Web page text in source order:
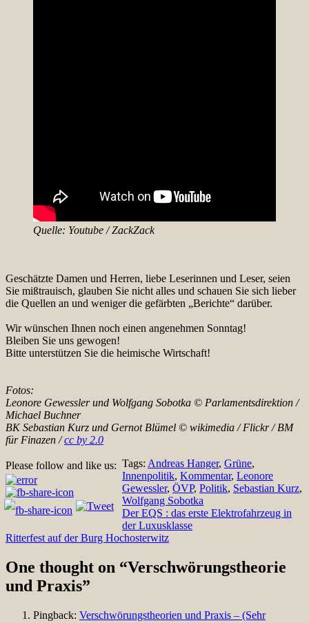
Quelle: Youtube / ZackZack
Geschätzte Damen und Herren, liebe Leserinnen und Leser, seien
Sie mißtrauisch, glauben Sie nicht alles und schauen Sie sich lieber
die Quellen an und weniger die gefärbten „Berichte“ darüber.
Wir wünschen Ihnen noch einen angenehmen Sonntag!
Bleiben Sie uns gewogen!
Bitte unterstützen Sie die heimische Wirtschaft!
Fotos:
Leonore Gewessler und Wolfgang Sobotka © Parlamentsdirektion /
Michael Buchner
BK Sebastian Kurz und Gernot Blümel © wikimedia / Flickr / BM
für Finazen /cc by 2.0
Please follow and like us: Tags: Andreas Hanger, Grüne,
Innenpolitik, Kommentar, Leonore
Gewessler, ÖVP, Politik, Sebastian Kurz,
Wolfgang Sobotka
BeitragsnavigationDer EQS : das erste Elektrofahrzeug in
der Luxusklasse
Ritterfest auf der Burg Hochosterwitz
One thought on “Verschwörungstheorie
und Praxis”
Pingback: Verschwörungstheorien und Praxis – (Sehr